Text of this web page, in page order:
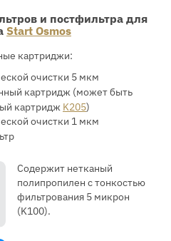
и постфильтра для
Start Osmos
картриджи:
очистки 5 мкм
картридж (может быть
картридж K205)
очистки 1 мкм
Содержит нетканый
полипропилен с тонкостью
фильтрования 5 микрон
(K100).